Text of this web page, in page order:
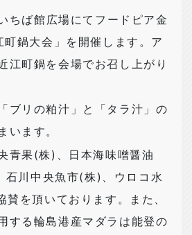
ちば館広場にてフードピア金
町鍋大会」を開催します。ア
江町鍋を会場でお召し上がり
ブリの粕汁」と「タラ汁」の
います。
青果(株)
、日本海味噌醤油
石川中央魚市(株)
、ウロコ水
賛を頂いております。また、
する輪島港産マダラは能登の